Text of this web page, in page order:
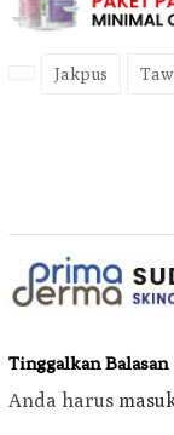
Jakpus
Tinggalkan Balasan
Anda harus